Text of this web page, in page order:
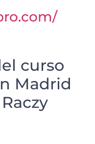
curso
Madrid